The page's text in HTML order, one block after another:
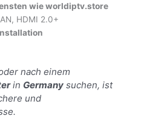
wie worldiptv.store
HDMI 2.0+
nach einem
in Germanysuchen, ist
und